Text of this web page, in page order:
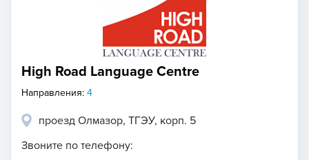
High Road Language Centre
Направления: 4
проезд Олмазор, ТГЭУ, корп. 5
Звоните по телефону: